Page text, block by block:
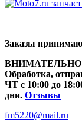
Заказы
ВНИМАТЕЛЬНО
Обработка,
ЧТ с 10:00 до
дни. Отзывы
fm5220@mail.ru